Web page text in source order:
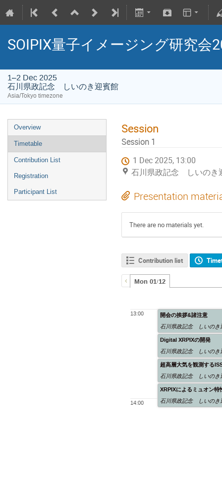
SOIPIX量子イメージング研究会
1–2 Dec 2025
石川県政記念 しいのき迎賓館
Asia/Tokyo timezone
Overview
Timetable
Contribution List
Registration
Participant List
Session
Session 1
1 Dec 2025, 13:00
石川県政記念 しいのき
Presentation
There are no materials yet.
Contribution list
Mon 01/12
13:00
14:00
開会の挨拶&諸注意
石川県政記念 しいのき
Digital XRPIXの開発
石川県政記念 しいのき
超高層大気を観測する
石川県政記念 しいのき
XRPIXによるミュオン
石川県政記念 しいのき